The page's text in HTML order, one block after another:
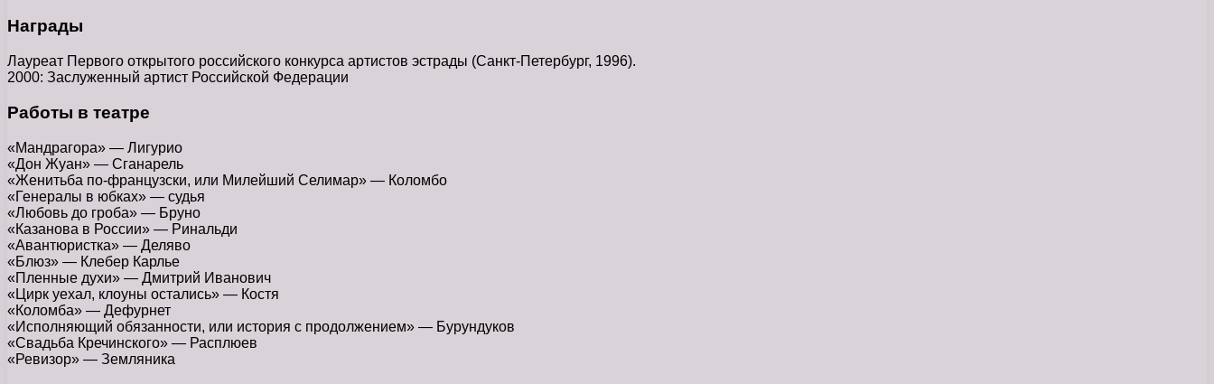
Награды
Лауреат Первого открытого российского конкурса артистов эстрады (Санкт-Петербург, 1996).
2000: Заслуженный артист Российской Федерации
Работы в театре
«Мандрагора» — Лигурио
«Дон Жуан» — Сганарель
«Женитьба по-французски, или Милейший Селимар» — Коломбо
«Генералы в юбках» — судья
«Любовь до гроба» — Бруно
«Казанова в России» — Ринальди
«Авантюристка» — Деляво
«Блюз» — Клебер Карлье
«Пленные духи» — Дмитрий Иванович
«Цирк уехал, клоуны остались» — Костя
«Коломба» — Дефурнет
«Исполняющий обязанности, или история с продолжением» — Бурундуков
«Свадьба Кречинского» — Расплюев
«Ревизор» — Земляника